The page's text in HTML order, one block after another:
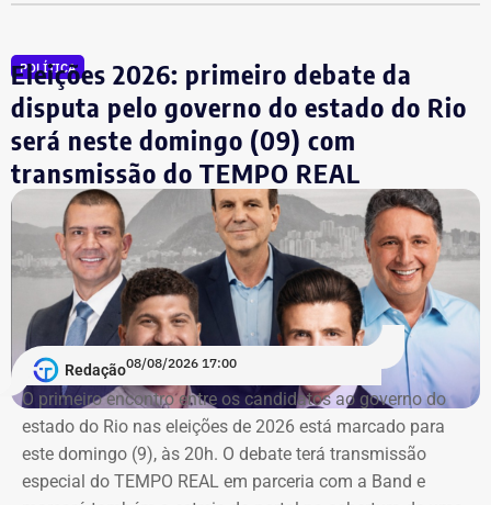
TCE diz que falhas em outro contrato
contrariam princípio da Lei de
Licitações
A nova prorrogação contratualganha destaque em meio
ao cerco do órgãocontra as contratações do município
com a mesma prestadora de serviços.
Conforme noticiado no último sábado (18), o plenário do
TCE determinou, por unanimidade, que a Prefeitura de
Duque de Caxias anule no prazo de 15 dias o contrato
firmado com a Geo Ambiental para o mesmo fim
(locação de maquinários e equipamentos). Na ocasião, a
Corte ordenou também a suspensão imediata dos
pagamentos decorrentes do acordo milionário, que
POLÍTICA
Eleições 2026: primeiro debate da
disputa pelo governo do estado do Rio
será neste domingo (09) com
transmissão do TEMPO REAL
Redação08/08/2026 17:00
O primeiro encontro entre os candidatos ao ⁠governo do
estado do Rio nas eleições de 2026 está marcado para
este domingo (9), às 20h. O debate terá transmissão
especial do TEMPO REAL em parceria com a Band e